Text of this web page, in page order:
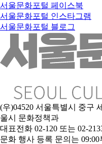
서울문화포털 페이스북
서울문화포털 인스타그램
서울문화포털 블로그
(우)04520 서울특별시 중구
울시 문화정책과
대표전화 02-120 또는 02-
문화 행사 등록 문의는